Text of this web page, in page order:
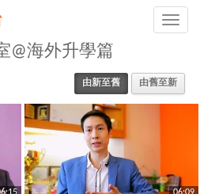
Toggle
@海外升學篇
由新至舊 由舊至新